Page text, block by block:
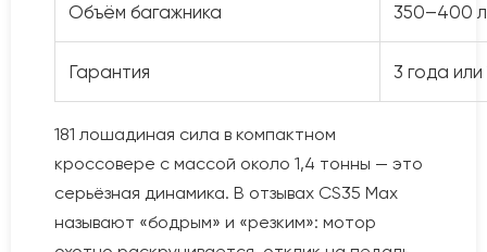
Объём багажника 350–400 л
Гарантия 3 года
181 лошадиная сила в компактном
кроссовере с массой около 1,4 тонны — это
серьёзная динамика. В отзывах CS35 Max
называют «бодрым» и «резким»: мотор